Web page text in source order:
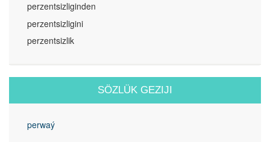
perzentsizliginden
perzentsizligini
perzentsizlik
SÖZLÜK GEZIJI
perwaý